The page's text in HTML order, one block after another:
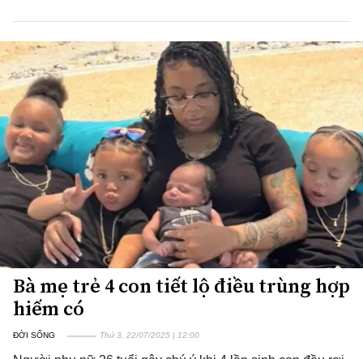
Bà mẹ trẻ 4 con tiết lộ điều trùng hợp
hiếm có
ĐỜI SỐNG Thứ 3, 22/07/2025 | 12:00